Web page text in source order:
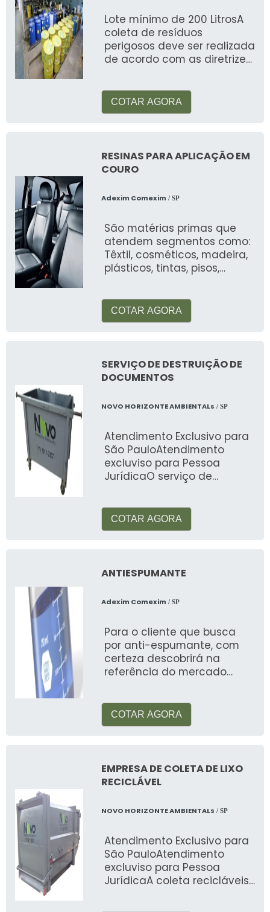
Lote mínimo de 200 LitrosA
coleta de resíduos
perigosos deve ser realizada
de acordo com as diretrizes
COTAR AGORA
RESINAS PARA APLICAÇÃO EM
COURO
Adexim Comexim / SP
São matérias primas que
atendem segmentos como:
Têxtil, cosméticos, madeira,
plásticos, tintas, pisos,
COTAR AGORA
SERVIÇO DE DESTRUIÇÃO DE
DOCUMENTOS
NOVO HORIZONTE AMBIENTALs / SP
Atendimento Exclusivo para
São PauloAtendimento
excluviso para Pessoa
JurídicaO serviço de
COTAR AGORA
ANTIESPUMANTE
Adexim Comexim / SP
Para o cliente que busca
por anti-espumante, com
certeza descobrirá na
referência do mercado
COTAR AGORA
EMPRESA DE COLETA DE LIXO
RECICLÁVEL
NOVO HORIZONTE AMBIENTALs / SP
Atendimento Exclusivo para
São PauloAtendimento
excluviso para Pessoa
JurídicaA coleta recicláveis